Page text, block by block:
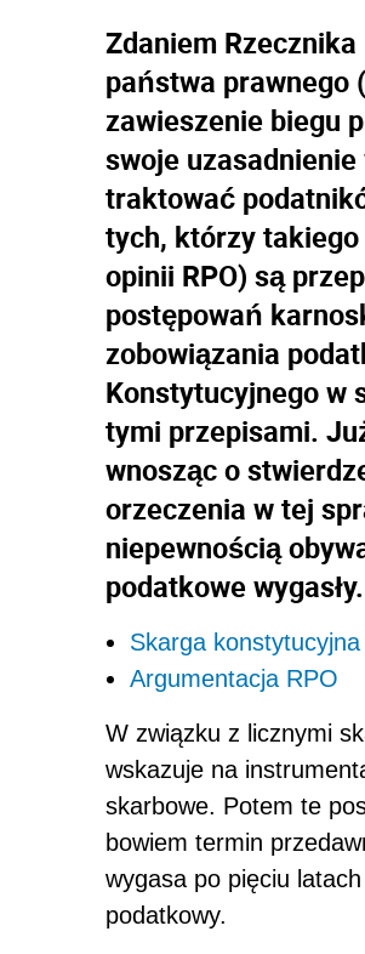
Zdaniem
państwa prawnego
zawieszenie biegu
swoje
traktować
tych, którzy
opinii RPO) są
postępowań
zobowiązania
Konstytucyjnego w
tymi przepisami.
wnosząc o
orzeczenia w tej
niepewnością
podatkowe wygasły.
Skarga
Argumentacja RPO
W związku z licznymi
wskazuje na
skarbowe. Potem te
bowiem termin
wygasa po pięciu
podatkowy.